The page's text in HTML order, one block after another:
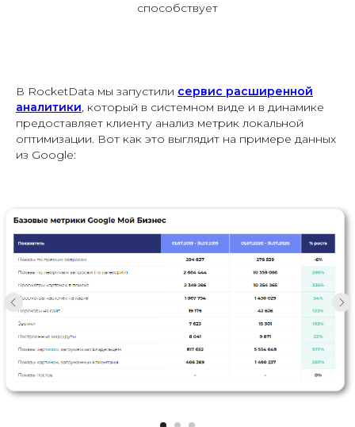
способствует
В RocketData мы запустили сервис расширенной
аналитики, который в системном виде и в динамике
предоставляет клиенту анализ метрик локальной
оптимизации. Вот как это выглядит на примере данных
из Google: